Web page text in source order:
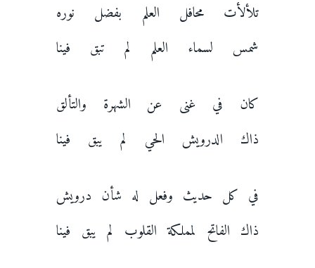
تلألأت محافل العلم بفضل نوره
شمس لسماء العلم لم تبق فينا
كان في غنى عن الشهرة والتألق
ذاك الدرويش الحي لم يبق فينا
في كل حديث وفعل له شأن درويش
ذاك الفاتح لمملكة القلوب لم يبق فينا